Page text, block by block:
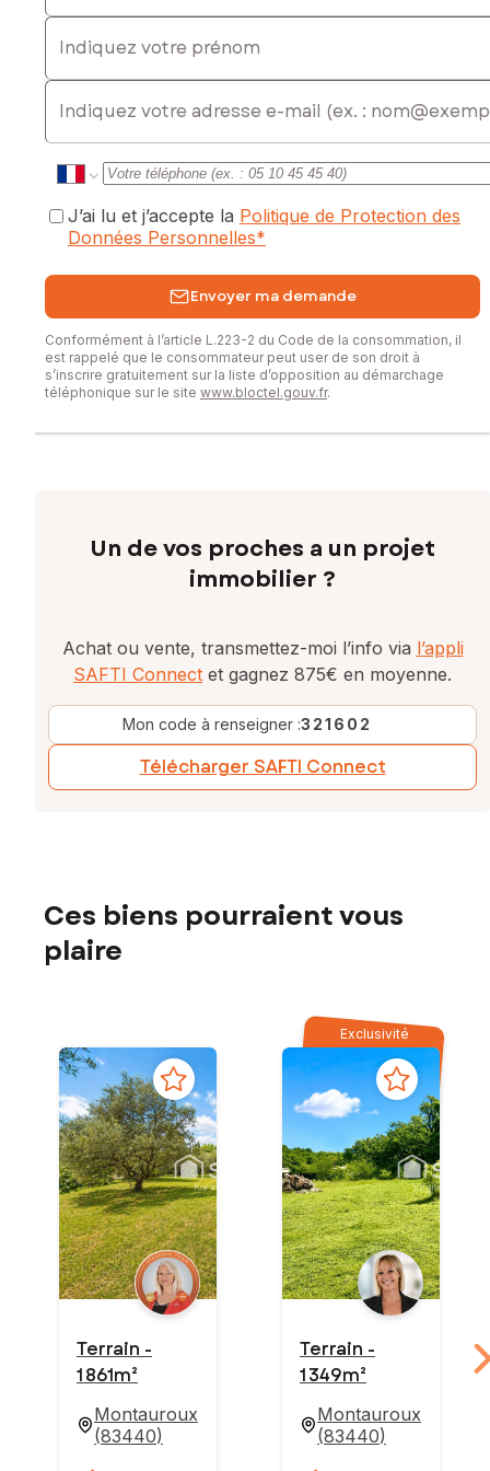
résidentiel recherché. Une visite s'impose pour saisir
pleinement le potentiel de cet ensemble immobilier.
Les informations sur les risques auxquels ce bien est
exposé sont disponibles sur le site Géorisques :
www.georisques.gouv.fr
Prix de vente : 275 000 €
Honoraires charge vendeur
Contactez votre conseiller SAFTI : Loïc JOLY, Tél. : 06 09
immatriculé au RSAC de DRAGUIGNAN sous le numéro 511
Indiquez votre prénom
E-mail
J’ai lu et j’accepte la Politique de Protection des
Données Personnelles*
Envoyer ma demande
Conformément à l’article L.223-2 du Code de la consommation, il
est rappelé que le consommateur peut user de son droit à
s’inscrire gratuitement sur la liste d’opposition au démarchage
téléphonique sur le site www.bloctel.gouv.fr.
Un de vos proches a un projet
immobilier ?
Achat ou vente, transmettez-moi l’info via l’appli
SAFTI Connect et gagnez 875€ en moyenne.
Mon code à renseigner :321602
Télécharger SAFTI Connect
Ces biens pourraient vous
plaire
Terrain -
1 861m²
Montauroux
(83440)
Exclusivité
Terrain -
1 349m²
Montauroux
(83440)